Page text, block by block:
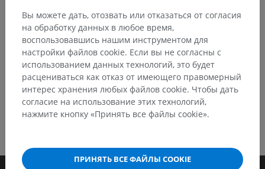
СКАЧАТЬ ПРИЛОЖЕНИЕ
Вы можете дать, отозвать или отказаться от согласия
на обработку данных в любое время,
воспользовавшись нашим инструментом для
настройки файлов cookie. Если вы не согласны с
использованием данных технологий, это будет
расцениваться как отказ от имеющего правомерный
интерес хранения любых файлов cookie. Чтобы дать
согласие на использование этих технологий,
нажмите кнопку «Принять все файлы cookie».
ПРИНЯТЬ ВСЕ ФАЙЛЫ COOKIE